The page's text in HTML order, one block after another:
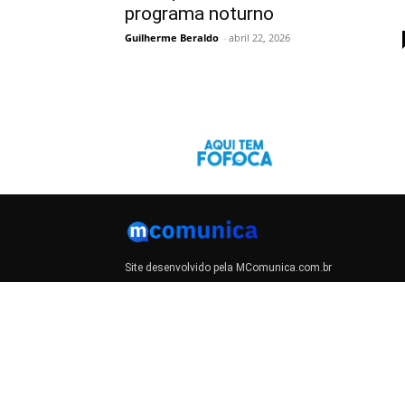
programa noturno
Guilherme Beraldo - abril 22, 2026
Site desenvolvido pela MComunica.com.br